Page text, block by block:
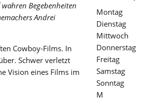
Begebenheiten
Andrei
Cowboy-Films. In
Schwer verletzt
Vision eines Films im
Montag
Dienstag
Mittwoch
Donnerstag
Freitag
Samstag
Sonntag
M